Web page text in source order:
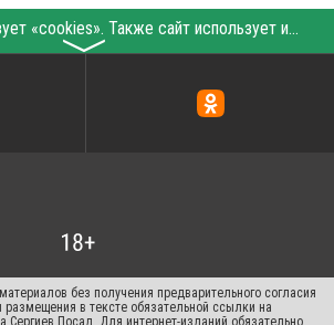
Этот сайт использует «cookies». Также сайт использует интернет-сервис для сбора технических данных касательно посетителей с целью получения маркетинговой и статистической информации. Условия обработки данных посетителей сайта см.
〉
без получения предварительного согласия
в тексте обязательной ссылки на
Сергиев Посад. Для интернет-изданий обязательно